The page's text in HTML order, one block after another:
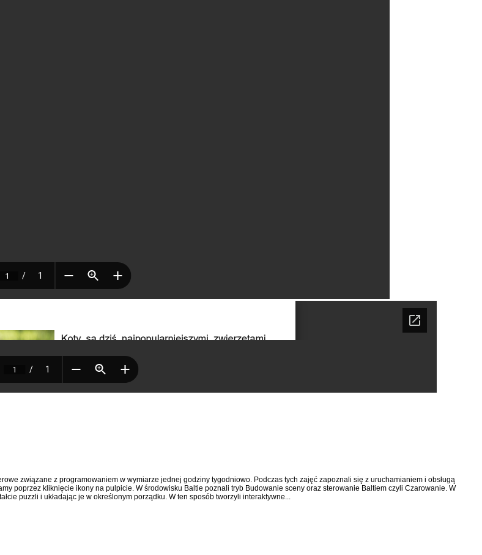
związane z programowaniem w wymiarze jednej godziny tygodniowo. Podczas tych zajęć zapoznali się z uruchamianiem i obsługą
poprzez kliknięcie ikony na pulpicie. W środowisku Baltie poznali tryb Budowanie sceny oraz sterowanie Baltiem czyli Czarowanie. W
puzzli i układając je w określonym porządku. W ten sposób tworzyli interaktywne...